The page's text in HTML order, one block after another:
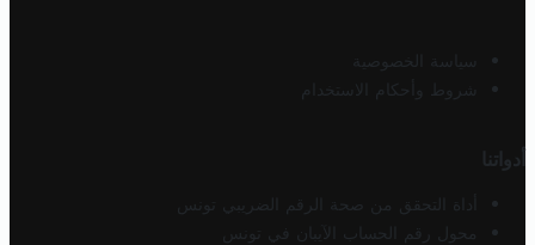
سياسة الخصوصية
شروط وأحكام الاستخدام
أدواتنا
أداة التحقق من صحة الرقم الضريبي تونس
محول رقم الحساب الآيبان في تونس